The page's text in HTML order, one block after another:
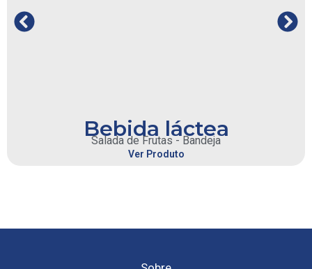
Bebida láctea
Salada de Frutas - Bandeja
Ver Produto